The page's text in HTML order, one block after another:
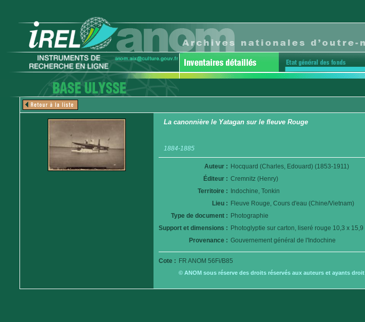
La canonnière le Yatagan sur le fleuve Rouge
1884-1885
Auteur : Hocquard (Charles, Edouard) (1853-1911)
Éditeur : Cremnitz (Henry)
Territoire :
Indochine, Tonkin
Lieu : Fleuve Rouge, Cours d'eau (Chine/Vietnam)
Type de document : Photographie
Support et dimensions : Photoglyptie sur carton, liseré rouge 10,3 x 15,9
Provenance : Gouvernement général de l'Indochine
Cote : FR ANOM 56Fi/B85
© ANOM sous réserve des droits réservés aux auteurs et ayants droit